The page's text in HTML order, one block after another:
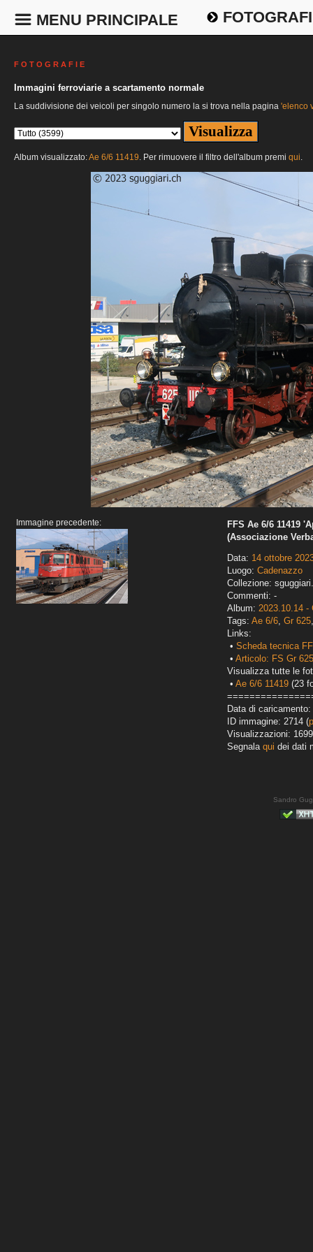
MENU PRINCIPALE
F O T O G R A F I E
Immagini ferroviarie a scartamento normale
La suddivisione dei veicoli per singolo numero la si trova nella pagina 'elenco
Album visualizzato:Ae 6/6 11419. Per rimuovere il filtro dell'album premi qui.
Immagine precedente:
FFS Ae 6/6 11419
(Associazione
Data: 14 ottobre
Luogo: Cadenazzo
Collezione:
Commenti: -
Album: 2023.10.14 -
Tags: Ae 6/6, Gr 625
Links:
• Scheda tecnica
• Articolo: FS Gr
Visualizza tutte le
• Ae 6/6 11419 (23
Data di
ID immagine: 2714 (
Visualizzazioni: 1699
Segnala qui dei dati
Sandro